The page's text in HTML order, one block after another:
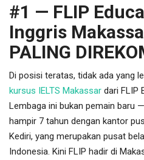
#1 — FLIP
Inggris
PALING
Di posisi teratas, tidak ada yang
kursus IELTS Makassar dari FLIP
Lembaga ini bukan pemain baru
hampir 7 tahun dengan kantor
Kediri, yang merupakan pusat
Indonesia. Kini FLIP hadir di